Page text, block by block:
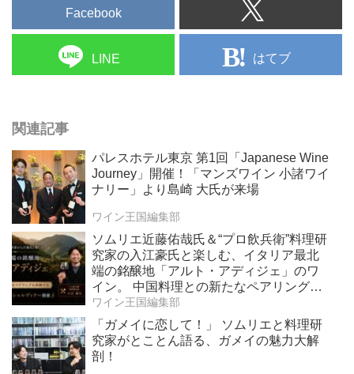
Facebook
LINE はてブ
関連記事
パレスホテル東京 第1回「Japanese Wine
Journey」開催！「マンズワイン 小諸ワイ
ナリー」より島崎 大氏が来場
ワイン王国編集部
ソムリエ近藤佑哉氏＆“プロ飲兵衛”料理研
究家の入江豪氏と楽しむ、イタリア最北
端の銘醸地「アルト・アディジェ」のワ
イン。 中国料理との新たなペアリングを
体験する、一夜限りのスペシャルディナ
ーを2026年6月19日（金）開催！
ワイン王国編集部
「ガメイに恋して！」 ソムリエと料理研
究家がとことん語る、ガメイの魅力大解
剖！